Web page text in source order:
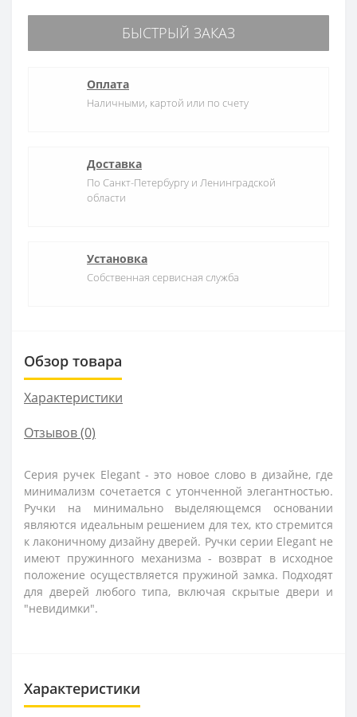
БЫСТРЫЙ ЗАКАЗ
Оплата
Наличными, картой или по счету
Доставка
По Санкт-Петербургу и Ленинградской
области
Установка
Собственная сервисная служба
Обзор товара
Характеристики
Отзывов (0)
Серия ручек Elegant - это новое слово в дизайне, где
минимализм сочетается с утонченной элегантностью.
Ручки на минимально выделяющемся основании
являются идеальным решением для тех, кто стремится
к лаконичному дизайну дверей. Ручки серии Elegant не
имеют пружинного механизма - возврат в исходное
положение осуществляется пружиной замка. Подходят
для дверей любого типа, включая скрытые двери и
"невидимки".
Характеристики